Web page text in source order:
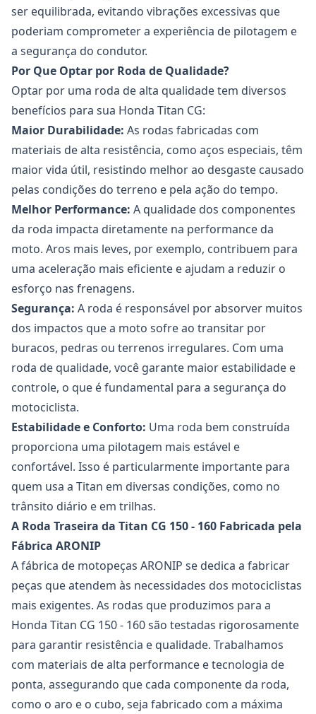
ser equilibrada, evitando vibrações excessivas que
poderiam comprometer a experiência de pilotagem e
a segurança do condutor.
Por Que Optar por Roda de Qualidade?
Optar por uma roda de alta qualidade tem diversos
benefícios para sua Honda Titan CG:
Maior Durabilidade: As rodas fabricadas com
materiais de alta resistência, como aços especiais, têm
maior vida útil, resistindo melhor ao desgaste causado
pelas condições do terreno e pela ação do tempo.
Melhor Performance: A qualidade dos componentes
da roda impacta diretamente na performance da
moto. Aros mais leves, por exemplo, contribuem para
uma aceleração mais eficiente e ajudam a reduzir o
esforço nas frenagens.
Segurança: A roda é responsável por absorver muitos
dos impactos que a moto sofre ao transitar por
buracos, pedras ou terrenos irregulares. Com uma
roda de qualidade, você garante maior estabilidade e
controle, o que é fundamental para a segurança do
motociclista.
Estabilidade e Conforto: Uma roda bem construída
proporciona uma pilotagem mais estável e
confortável. Isso é particularmente importante para
quem usa a Titan em diversas condições, como no
trânsito diário e em trilhas.
A Roda Traseira da Titan CG 150 - 160 Fabricada pela
Fábrica ARONIP
A fábrica de motopeças ARONIP se dedica a fabricar
peças que atendem às necessidades dos motociclistas
mais exigentes. As rodas que produzimos para a
Honda Titan CG 150 - 160 são testadas rigorosamente
para garantir resistência e qualidade. Trabalhamos
com materiais de alta performance e tecnologia de
ponta, assegurando que cada componente da roda,
como o aro e o cubo, seja fabricado com a máxima